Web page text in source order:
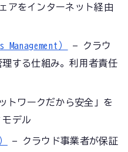
アをインターネット経由
）
— クラウ
する仕組み。利用者責任
トワークだから安全」を
デル
— クラウド事業者が保証